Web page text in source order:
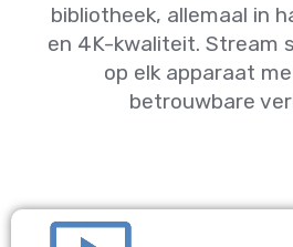
bibliotheek, allemaal in
en 4K-kwaliteit. Stream
op elk apparaat
betrouwbare